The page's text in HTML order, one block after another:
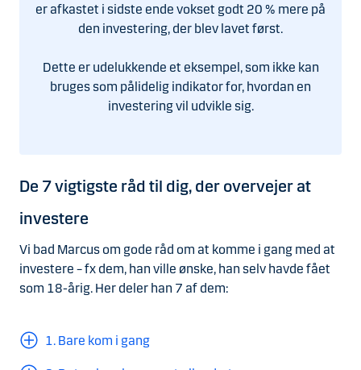
er afkastet i sidste ende vokset godt 20 % mere på
den investering, der blev lavet først.
Dette er udelukkende et eksempel, som ikke kan
bruges som pålidelig indikator for, hvordan en
investering vil udvikle sig.
De 7 vigtigste råd til dig, der overvejer at
investere
Vi bad Marcus om gode råd om at komme i gang med at
investere – fx dem, han ville ønske, han selv havde fået
som 18-årig. Her deler han 7 af dem:
1. Bare kom i gang